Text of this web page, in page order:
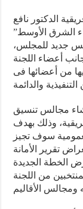
الدكتور نافع
الشرق الأوسط”
جديد للمجلس،
أعضاء اللجنة
من أعضائها فى
مجالس تنسيق
وذلك بهدف
سوف تجيز
تقرير الأمانة
الخطة الجديدة
من اللجنة